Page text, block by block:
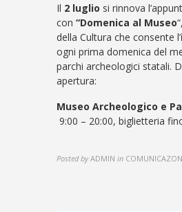
Il 2 luglio si rinnova
con“Domenica al Museo
della Cultura che consente l’
ogni prima domenica del
parchi archeologici statali.
apertura:
Museo Archeologico e
9:00 – 20:00, biglietteria
Posted by ADMIN in